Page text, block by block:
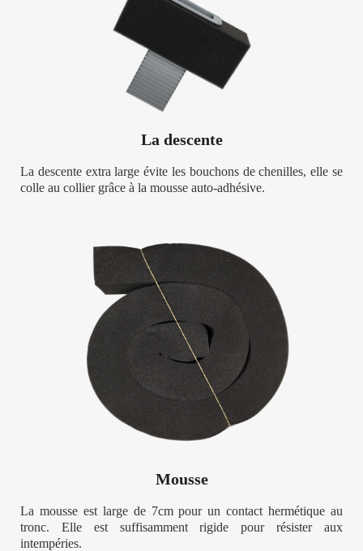
La descente
La descente extra large évite les bouchons de chenilles, elle se
colle au collier grâce à la mousse auto-adhésive.
Mousse
La mousse est large de 7cm pour un contact hermétique au
tronc. Elle est suffisamment rigide pour résister aux
intempéries.